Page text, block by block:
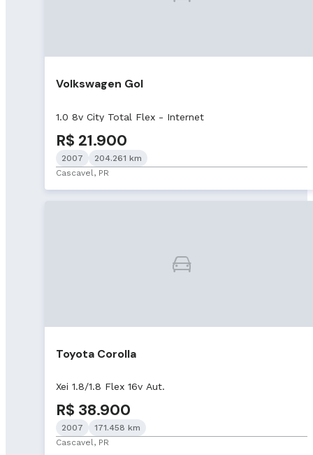
Volkswagen Gol
1.0 8v City Total Flex - Internet
R$ 21.900
2007
204.261 km
Cascavel, PR
Toyota Corolla
Xei 1.8/1.8 Flex 16v Aut.
R$ 38.900
2007
171.458 km
Cascavel, PR